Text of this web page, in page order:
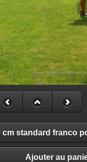
cm standard franco
Ajouter au